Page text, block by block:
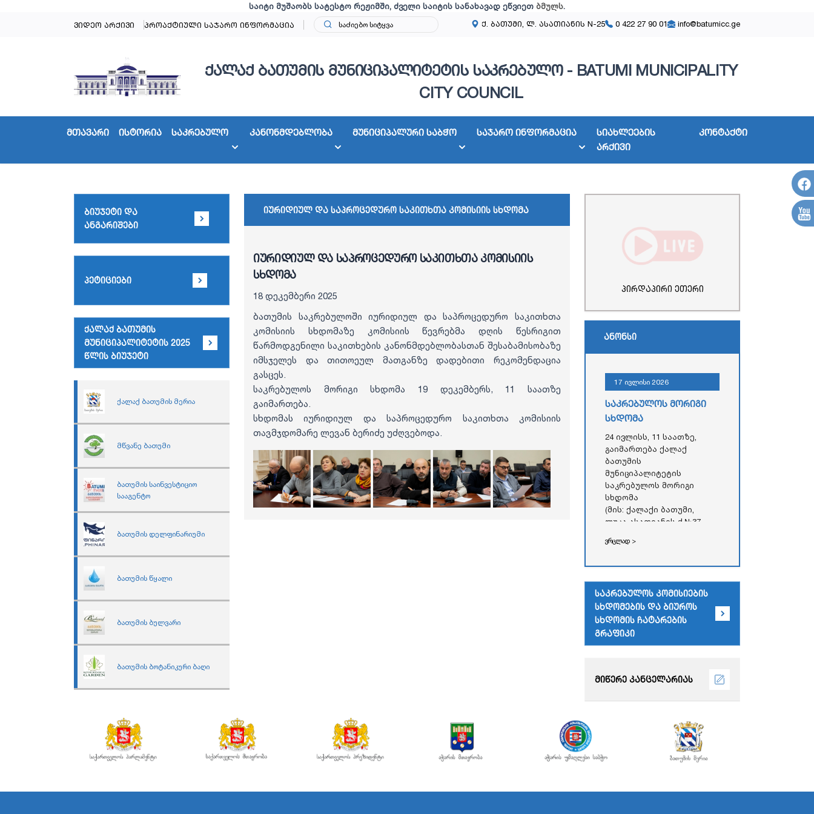
საიტი მუშაობს სატესტო რეჟიმში, ძველი საიტის სანახავად ეწვიეთ ბმულს.
ვიდეო არქივი
პროაქტიული საჯარო ინფორმაცია ქ. ბათუმი, ლ. ასათიანის N-25 0 422 27 90 01 info@batumicc.ge
ქალაქ ბათუმის მუნიციპალიტეტის საკრებულო - BATUMI MUNICIPALITY
CITY COUNCIL
მთავარი ისტორია საკრებულო კანონმდებლობა მუნიციპალური საბჭო საჯარო ინფორმაცია
სიახლეების
არქივი
კონტაქტი
ბიუჯეტი და
ანგარიშები
პეტიციები
ქალაქ ბათუმის
მუნიციპალიტეტის 2025
წლის ბიუჯეტი
ქალაქ ბათუმის მერია
მწვანე ბათუმი
ბათუმის საინვესტიციო
სააგენტო
ბათუმის დელფინარიუმი
ბათუმის წყალი
ბათუმის ბულვარი
ბათუმის ბოტანიკური ბაღი
იურიდიულ და საპროცედურო საკითხთა კომისიის სხდომა
იურიდიულ და საპროცედურო საკითხთა კომისიის
სხდომა
18 დეკემბერი 2025
ბათუმის საკრებულოში იურიდიულ და საპროცედურო საკითხთა
კომისიის სხდომაზე კომისიის წევრებმა დღის წესრიგით
წარმოდგენილი საკითხების კანონმდებლობასთან შესაბამისობაზე
იმსჯელეს და თითოეულ მათგანზე დადებითი რეკომენდაცია
გასცეს.
️საკრებულოს მორიგი სხდომა 19 დეკემბერს, 11 საათზე
გაიმართება.
️სხდომას იურიდიულ და საპროცედურო საკითხთა კომისიის
თავმჯდომარე ლევან ბერიძე უძღვებოდა.
პირდაპირი ეთერი
ანონსი
17 ივლისი 2026
საკრებულოს მორიგი
სხდომა
24 ივლისს, 11 საათზე,
გაიმართება ქალაქ
ბათუმის
მუნიციპალიტეტის
საკრებულოს მორიგი
სხდომა
(მის: ქალაქი ბათუმი,
ლუკა ასათიანის ქ.№37,
რესპუბლიკის უმაღლესი
ადმინისტრაციული
შენობა)
ვრცლად >
საკრებულოს კომისიების
სხდომების და ბიუროს
სხდომის ჩატარების
გრაფიკი
მიწერე კანცელარიას